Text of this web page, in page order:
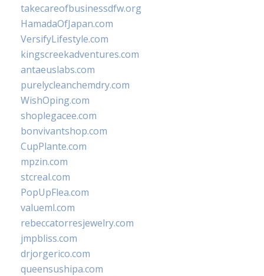
takecareofbusinessdfw.org
HamadaOfJapan.com
VersifyLifestyle.com
kingscreekadventures.com
antaeuslabs.com
purelycleanchemdry.com
WishOping.com
shoplegacee.com
bonvivantshop.com
CupPlante.com
mpzin.com
stcreal.com
PopUpFlea.com
valueml.com
rebeccatorresjewelry.com
jmpbliss.com
drjorgerico.com
queensushipa.com